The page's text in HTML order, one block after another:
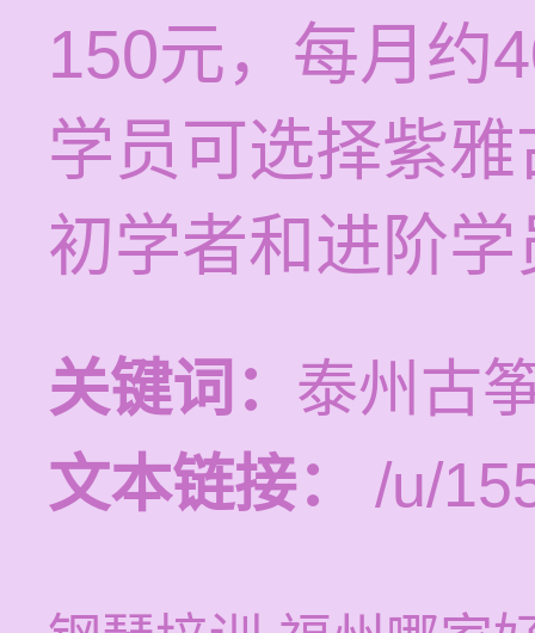
150元，每月约
学员可选择紫
初学者和进阶学
关键词： 泰州古
文本链接：
/u/